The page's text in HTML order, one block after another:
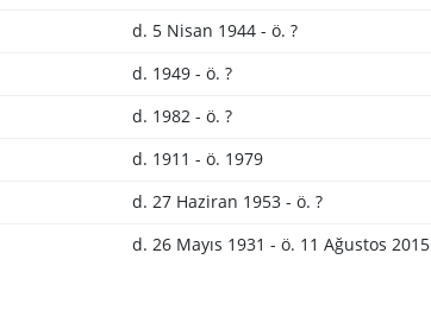
d. 5 Nisan 1944 - ö. ?
d. 1949 - ö. ?
d. 1982 - ö. ?
d. 1911 - ö. 1979
d. 27 Haziran 1953 - ö. ?
d. 26 Mayıs 1931 - ö. 11 Ağustos 2015